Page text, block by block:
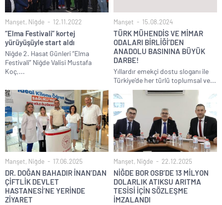
Manşet, Niğde 12.11.2022
“Elma Festivali” kortej
yürüyüşüyle start aldı
Niğde 2. Hasat Günleri “Elma
Festivali” Niğde Valisi Mustafa
Koç,...
Manşet 15.08.2024
TÜRK MÜHENDİS VE MİMAR
ODALARI BİRLİĞİ’DEN
ANADOLU BASININA BÜYÜK
DARBE!
Yıllardır emekçi dostu sloganı ile
Türkiye’de her türlü toplumsal ve...
Manşet, Niğde 17.06.2025
DR. DOĞAN BAHADIR İNAN’DAN
ÇİFTLİK DEVLET
HASTANESİ’NE YERİNDE
ZİYARET
Manşet, Niğde 22.12.2025
NİĞDE BOR OSB’DE 13 MİLYON
DOLARLIK ATIKSU ARITMA
TESİSİ İÇİN SÖZLEŞME
İMZALANDI